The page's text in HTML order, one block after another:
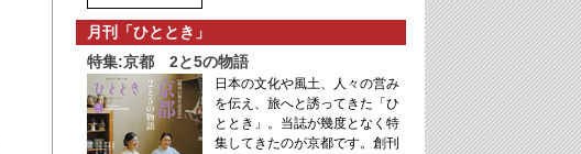
月刊「ひととき」
特集:京都 2と5の物語
日本の文化や風土、人々の営み
を伝え、旅へと誘ってきた「ひ
ととき」。当誌が幾度となく特
集してきたのが京都です。創刊